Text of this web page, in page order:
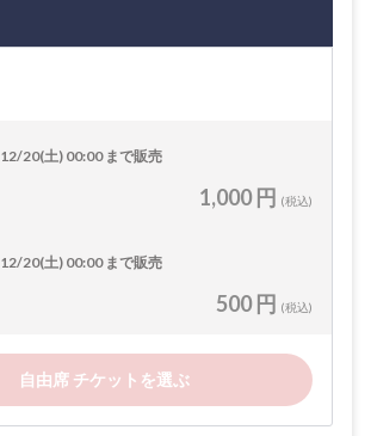
12/20(土) 00:00 まで販売
1,000 円 (税込)
12/20(土) 00:00 まで販売
500 円 (税込)
自由席 チケットを選ぶ